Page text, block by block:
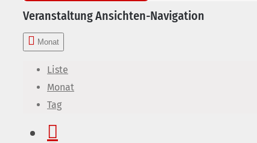
Veranstaltung Ansichten-Navigation
Monat
Liste
Monat
Tag